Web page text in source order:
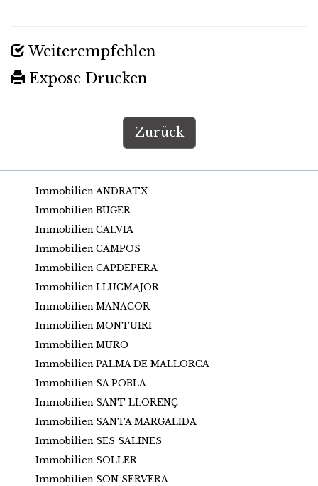
Weiterempfehlen
Expose Drucken
Zurück
Immobilien ANDRATX
Immobilien BUGER
Immobilien CALVIA
Immobilien CAMPOS
Immobilien CAPDEPERA
Immobilien LLUCMAJOR
Immobilien MANACOR
Immobilien MONTUIRI
Immobilien MURO
Immobilien PALMA DE MALLORCA
Immobilien SA POBLA
Immobilien SANT LLORENÇ
Immobilien SANTA MARGALIDA
Immobilien SES SALINES
Immobilien SOLLER
Immobilien SON SERVERA